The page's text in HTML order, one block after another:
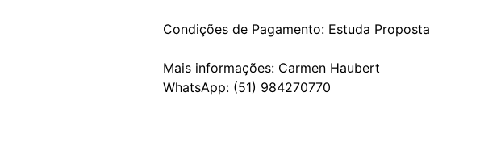
Condições de Pagamento: Estuda Proposta
Mais informações: Carmen Haubert
WhatsApp: (51) 984270770